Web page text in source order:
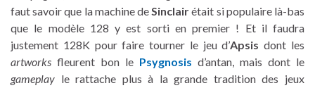
faut savoir que la machine deSinclairétait si populaire là-bas
que le modèle 128 y est sorti en premier ! Et il faudra
justement 128K pour faire tourner le jeu d’Apsis dont les
artworks fleurent bon le Psygnosis d’antan, mais dont le
gameplay le rattache plus à la grande tradition des jeux